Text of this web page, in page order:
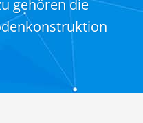
gehören die